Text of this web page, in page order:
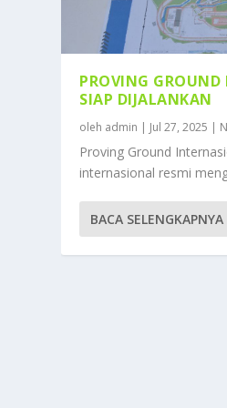
PROVING
SIAP DIJALANKAN
oleh admin | Jul 27, 2025 |
Proving Ground
internasional resmi
BACA SELENGKAPNYA